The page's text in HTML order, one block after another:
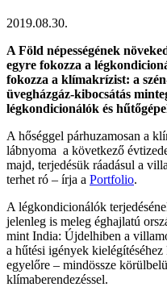
2019.08.30.
A Föld népességének
egyre fokozza a
fokozza a klímakrízist: a
üvegházgáz-kibocsátás
légkondicionálók és
A hőséggel párhuzamosan a
lábnyoma a következő
majd, terjedésük ráadásul a
terhet ró – írja a Portfolio.
A légkondicionálók
jelenleg is meleg éghajlatú
mint India: Újdelhiben a
a hűtési igények
egyelőre – mindössze
klímaberendezéssel.